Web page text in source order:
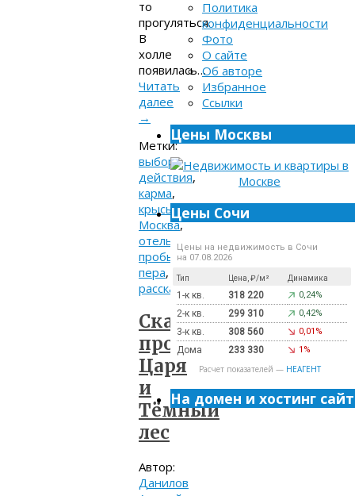
то
прогуляться.
В
холле
появилась…
Читать
далее
→
Метки:
выбор,
действия,
карма,
крысы,
Москва,
отель
пробы
пера,
рассказ
Сказка
про
Царя
и
Тёмный
лес
Автор:
Данилов
Политика
конфиденциальности
Фото
О сайте
Об авторе
Избранное
Ссылки
Цены Москвы
Цены Сочи
Цены на недвижимость в Сочи
на 07.08.2026
Тип Цена, ₽/м² Динамика
1-к кв. 318 220 0,24%
2-к кв. 299 310 0,42%
3-к кв. 308 560 0,01%
Дома 233 330 1%
Расчет показателей — НЕАГЕНТ
На домен и хостинг